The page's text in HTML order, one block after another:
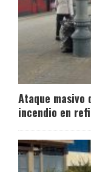
Ataque masivo
incendio en